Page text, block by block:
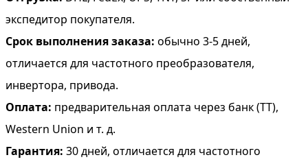
экспедитор покупателя.
Срок выполнения заказа: обычно 3-5 дней,
отличается для частотного преобразователя,
инвертора, привода.
Оплата: предварительная оплата через банк (TT),
Western Union и т. д.
Гарантия: 30 дней, отличается для частотного